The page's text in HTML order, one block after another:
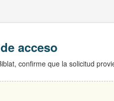
acceso
confirme que la solicitud